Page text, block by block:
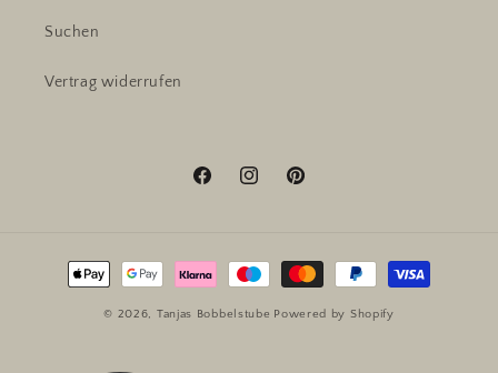
Suchen
Vertrag widerrufen
FacebookInstagramPinterest
Zahlungsmethoden
© 2026, Tanjas Bobbelstube Powered by Shopify